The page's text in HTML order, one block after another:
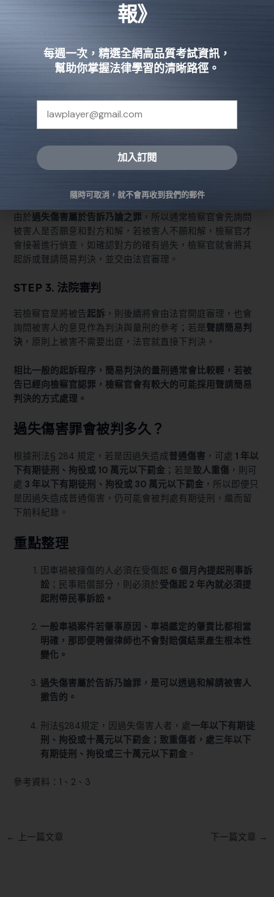
刑事附帶民事損害起訴狀提起告訴，或是至警局製作
貼心提醒：根據刑事訴訟法§319 第 2 項
STEP 2. 地檢署偵查
案件送交地檢署後，會由檢察官通知當事人開庭。
由於過失傷害屬於告訴乃論之罪 ，所以通常檢察官會先詢問
被害人是否願意和對方和解，若被害人不願和解，檢察官才
會接著進行偵查，如確認對方的確有過失，檢察官就會將其
起訴或聲請簡易判決，並交由法官審理。
STEP 3. 法院審判
若檢察官是將被告起訴 ，則後續將會由法官開庭審理，也會
詢問被害人的意見作為判決與量刑的參考；若是聲請簡易判
決 ，原則上被害不需要出庭，法官就直接下判決。
相比一般的起訴程序，簡易判決的量刑通常會比較輕，若被
告已經向檢察官認罪，檢察官會有較大的可能採用聲請簡易
判決的方式處理。
過失傷害罪會被判多久？
根據刑法§ 284 規定，若是因過失造成普通傷害 ，可處 1 年以
下有期徒刑、拘役或 10 萬元以下罰金 ；若是致人重傷 ，則可
處 3 年以下有期徒刑、拘役或 30 萬元以下罰金 ，所以即便只
是因過失造成普通傷害，仍可能會被判處有期徒刑，繼而留
下前科紀錄。
重點整理
因車禍被撞傷的人必須在受傷起 6 個月內提起刑事訴
訟 ；民事賠償部分，則必須於受傷起 2 年內就必須提
起附帶民事訴訟。
一般車禍案件若肇事原因、車禍鑑定的肇責比都相當
明確，那即便聘僱律師也不會對賠償結果產生根本性
變化。
過失傷害屬於告訴乃論罪，是可以透過和解請被害人
撤告的。
刑法§284規定，因過失傷害人者，處一年以下有期徒
刑、拘役或十萬元以下罰金；致重傷者，處三年以下
有期徒刑、拘役或三十萬元以下罰金 。
參考資料：1 、 2 、 3
← 上一篇文章 下一篇文章 →
報》
每週一次，精選全網高品質考試資訊，
幫助你掌握法律學習的清晰路徑。
加入訂閱
隨時可取消，就不會再收到我們的郵件